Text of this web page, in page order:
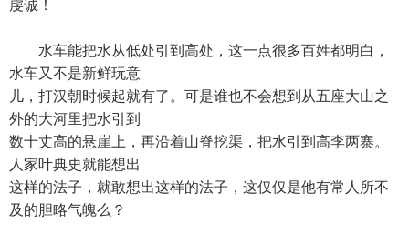
虔诚！
水车能把水从低处引到高处，这一点很多百姓都明白，
水车又不是新鲜玩意
儿，打汉朝时候起就有了。可是谁也不会想到从五座大山之
外的大河里把水引到
数十丈高的悬崖上，再沿着山脊挖渠，把水引到高李两寨。
人家叶典史就能想出
这样的法子，就敢想出这样的法子，这仅仅是他有常人所不
及的胆略气魄么？